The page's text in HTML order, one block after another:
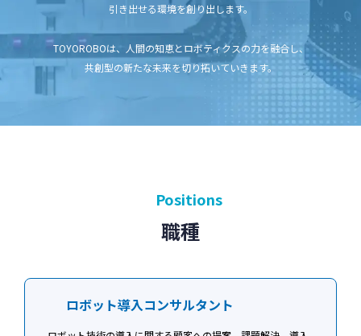
引き出せる環境を創り出します。
TOYOROBOは、人間の知恵とロボティクスの力を融合し、
共創型の新たな未来を切り拓いていきます。
Positions
職種
ロボット導入コンサルタント